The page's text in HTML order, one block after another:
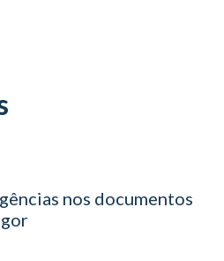
nos documentos